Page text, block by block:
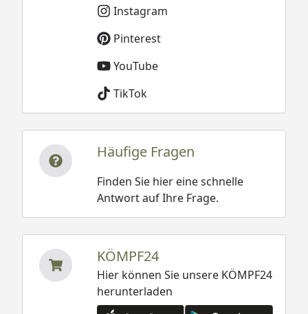
Instagram
Pinterest
YouTube
TikTok
Häufige Fragen
Finden Sie hier eine schnelle
Antwort auf Ihre Frage.
KÖMPF24
Hier können Sie unsere KÖMPF24
herunterladen